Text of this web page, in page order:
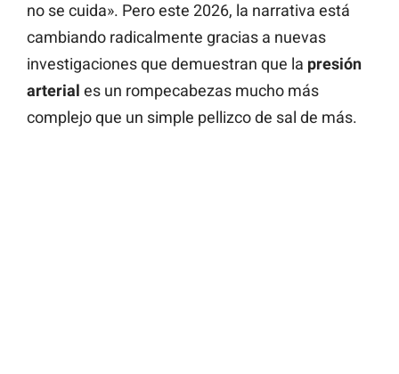
no se cuida». Pero este 2026, la narrativa está
cambiando radicalmente gracias a nuevas
investigaciones que demuestran que la presión
arterial es un rompecabezas mucho más
complejo que un simple pellizco de sal de más.